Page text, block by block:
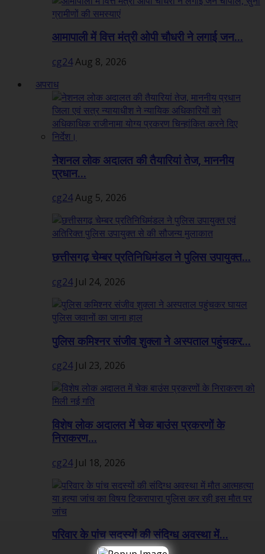
आमापाली में वित्त मंत्री ओपी चौधरी ने लगाई जन...
cg24Aug 8, 2026
अपराध
नेशनल लोक अदालत की तैयारियां तेज, माननीय
प्रधान...
cg24Aug 5, 2026
छत्तीसगढ़ चेम्बर प्रतिनिधिमंडल ने पुलिस उपायुक्त...
cg24 Jul 24, 2026
पुलिस कमिश्नर संजीव शुक्ला ने अस्पताल पहुंचकर...
cg24 Jul 23, 2026
विशेष लोक अदालत में चेक बाउंस प्रकरणों के
निराकरण...
cg24 Jul 18, 2026
परिवार के पांच सदस्यों की संदिग्ध अवस्था में...